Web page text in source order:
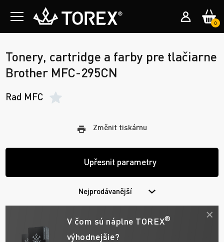
0
Tonery, cartridge a farby pre tlačiarne
Brother MFC-295CN
Rad MFC
Změnit tiskárnu
Upřesnit parametry
Nejprodávanější
V čom sú náplne TOREX®
výhodnejšie?